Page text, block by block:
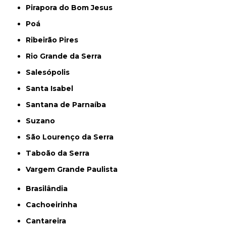
Pirapora do Bom Jesus
Poá
Ribeirão Pires
Rio Grande da Serra
Salesópolis
Santa Isabel
Santana de Parnaíba
Suzano
São Lourenço da Serra
Taboão da Serra
Vargem Grande Paulista
Brasilândia
Cachoeirinha
Cantareira